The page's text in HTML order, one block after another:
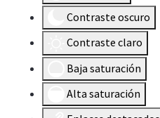
Contraste oscuro
Contraste claro
Baja saturación
Alta saturación